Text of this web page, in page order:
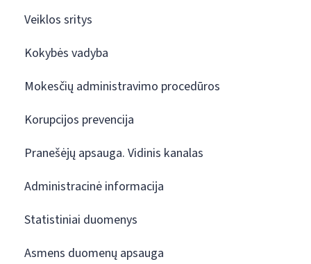
Veiklos sritys
Kokybės vadyba
Mokesčių administravimo procedūros
Korupcijos prevencija
Pranešėjų apsauga. Vidinis kanalas
Administracinė informacija
Statistiniai duomenys
Asmens duomenų apsauga